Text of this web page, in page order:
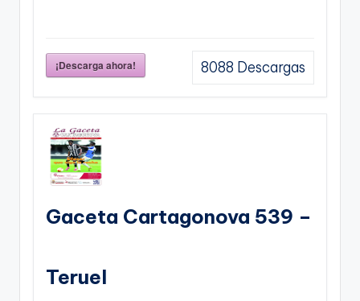
¡Descarga ahora! 8088 Descargas
Gaceta Cartagonova 539 –
Teruel